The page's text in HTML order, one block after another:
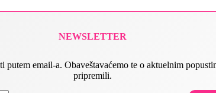
NEWSLETTER
email-a. Obaveštavaćemo te o aktuelnim
pripremili.